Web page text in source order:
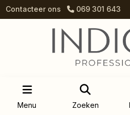
Contacteer ons 069 301 643
Menu Zoeken